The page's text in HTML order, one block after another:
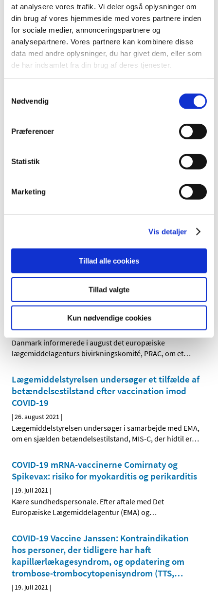
at analysere vores trafik. Vi deler også oplysninger om
din brug af vores hjemmeside med vores partnere inden
for sociale medier, annonceringspartnere og
analysepartnere. Vores partnere kan kombinere disse
data med andre oplysninger, du har givet dem, eller som
de har indsamlet fra din brug af deres tjenester.
Nødvendig
Præferencer
Statistik
Marketing
Vis detaljer
Tillad alle cookies
Tillad valgte
Kun nødvendige cookies
på bivirkninger ved medicin
| 8. november 2022
Medicin, der sælges i Danmark, er sikker og velundersøgt
medicin. Alligevel kan medicin give uønskede…
EMA: Nyeste viden om brug af mRNA Covid-19-
|20. januar 2022
menstruationsforstyrrelser
indberetninger om menstruationsforstyrrelser
bivirkninger ved medicinsk cannabis
|9. december 2021|
Svimmelhed og mundtørhed er blandt de formodede
EMAs bivirkningskomité undersøger sjælden
betændelsestilstand efter vaccination imod
|3. september 2021|
Danmark informerede i august det europæiske
lægemiddelagenturs bivirkningskomité, PRAC, om et…
Lægemiddelstyrelsen undersøger et tilfælde af
betændelsestilstand efter vaccination imod
COVID-19
|26. august 2021 |
Lægemiddelstyrelsen undersøger i samarbejde med EMA,
om en sjælden betændelsestilstand, MIS-C, der hidtil er…
COVID-19 mRNA-vaccinerne Comirnaty og
Spikevax: risiko for myokarditis og perikarditis
| 19. juli 2021 |
Kære sundhedspersonale. Efter aftale med Det
Europæiske Lægemiddelagentur (EMA) og…
COVID-19 Vaccine Janssen: Kontraindikation
hos personer, der tidligere har haft
kapillærlækagesyndrom, og opdatering om
trombose-trombocytopenisyndrom (TTS,…
| 19. juli 2021 |